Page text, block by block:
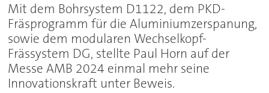
Mit dem Bohrsystem D1122, dem PKD-
Fräsprogramm für die Aluminiumzerspanung,
sowie dem modularen Wechselkopf-
Frässystem DG, stellte Paul Horn auf der
Messe AMB 2024 einmal mehr seine
Innovationskraft unter Beweis.